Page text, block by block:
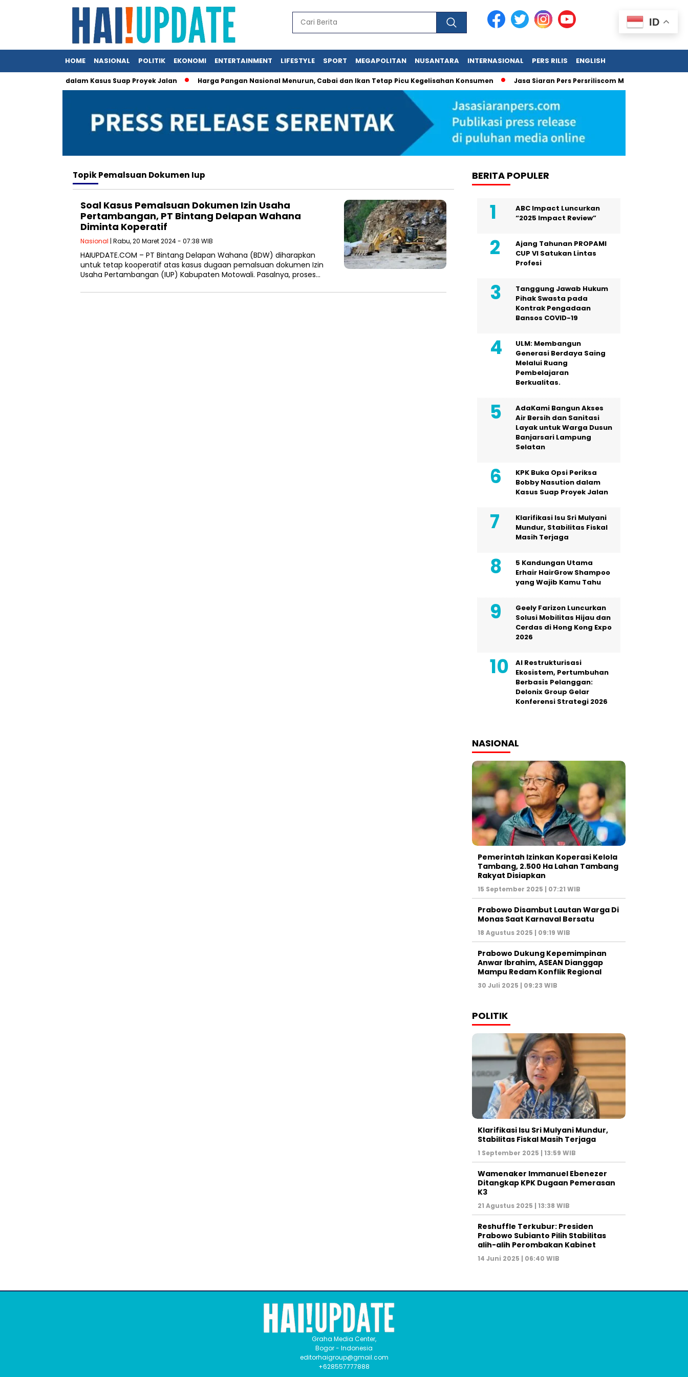
HOME NASIONAL POLITIK EKONOMI ENTERTAINMENT LIFESTYLE SPORT MEGAPOLITAN NUSANTARA INTERNASIONAL PERS RILIS ENGLISH
Nasution dalam Kasus Suap Proyek Jalan Harga Pangan Nasional Menurun, Cabai dan Ikan Tetap Picu Kegelisahan Konsumen Jasa Siaran Pers Persriliscom Melayani Publikasi ke
TopikPemalsuan Dokumen Iup
Soal Kasus Pemalsuan Dokumen Izin Usaha
Pertambangan, PT Bintang Delapan Wahana
Diminta Koperatif
Nasional | Rabu, 20 Maret 2024 - 07:38 WIB
HAIUPDATE.COM – PT Bintang Delapan Wahana (BDW) diharapkan
untuk tetap kooperatif atas kasus dugaan pemalsuan dokumen Izin
Usaha Pertambangan (IUP) Kabupaten Motowali. Pasalnya, proses…
BERITA POPULER
ABC Impact Luncurkan
“2025 Impact Review”
Ajang Tahunan PROPAMI
CUP VI Satukan Lintas
Profesi
Tanggung Jawab Hukum
Pihak Swasta pada
Kontrak Pengadaan
Bansos COVID-19
ULM: Membangun
Generasi Berdaya Saing
Melalui Ruang
Pembelajaran
Berkualitas.
AdaKami Bangun Akses
Air Bersih dan Sanitasi
Layak untuk Warga Dusun
Banjarsari Lampung
Selatan
KPK Buka Opsi Periksa
Bobby Nasution dalam
Kasus Suap Proyek Jalan
Klarifikasi Isu Sri Mulyani
Mundur, Stabilitas Fiskal
Masih Terjaga
5 Kandungan Utama
Erhair HairGrow Shampoo
yang Wajib Kamu Tahu
Geely Farizon Luncurkan
Solusi Mobilitas Hijau dan
Cerdas di Hong Kong Expo
2026
AI Restrukturisasi
Ekosistem, Pertumbuhan
Berbasis Pelanggan:
Delonix Group Gelar
Konferensi Strategi 2026
NASIONAL
Pemerintah Izinkan Koperasi Kelola
Tambang, 2.500 Ha Lahan Tambang
Rakyat Disiapkan
15 September 2025 | 07:21 WIB
Prabowo Disambut Lautan Warga Di
Monas Saat Karnaval Bersatu
18 Agustus 2025 | 09:19 WIB
Prabowo Dukung Kepemimpinan
Anwar Ibrahim, ASEAN Dianggap
Mampu Redam Konflik Regional
30 Juli 2025 | 09:23 WIB
POLITIK
Klarifikasi Isu Sri Mulyani Mundur,
Stabilitas Fiskal Masih Terjaga
1 September 2025 | 13:59 WIB
Wamenaker Immanuel Ebenezer
Ditangkap KPK Dugaan Pemerasan
K3
21 Agustus 2025 | 13:38 WIB
Reshuffle Terkubur: Presiden
Prabowo Subianto Pilih Stabilitas
alih-alih Perombakan Kabinet
14 Juni 2025 | 06:40 WIB
ID
Graha Media Center,
Bogor - Indonesia
editorhaigroup@gmail.com
+628557777888